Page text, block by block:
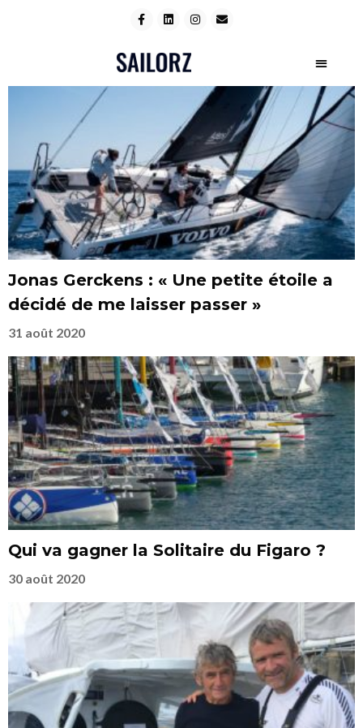
Jonas Gerckens : « Une petite étoile a
décidé de me laisser passer »
31 août 2020
Qui va gagner la Solitaire du Figaro ?
30 août 2020